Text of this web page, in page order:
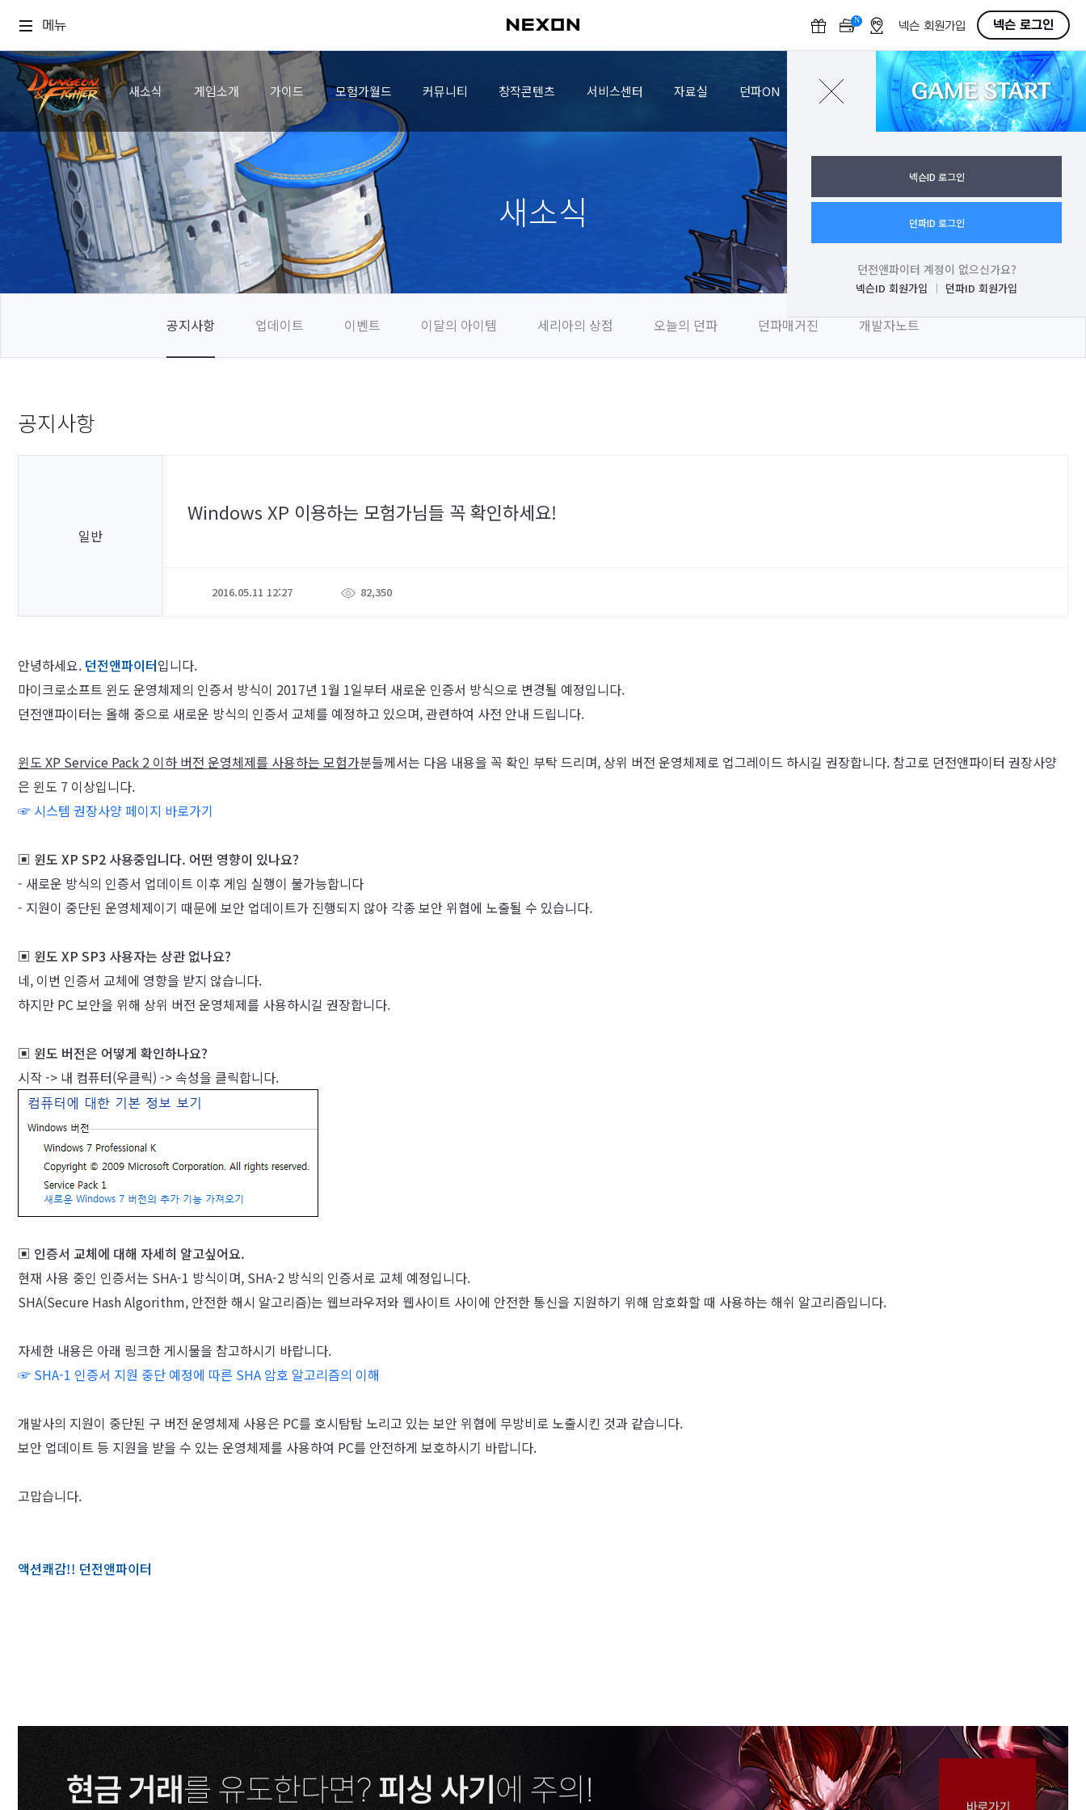
메뉴 N
F
넥슨 회원가입 넥슨 로그인
새소식 게임소개 가이드 모험가월드 커뮤니티 창작콘텐츠 서비스센터 자료실 던파ON GAME START
로그인
넥슨ID 로그인
던파ID 로그인
던전앤파이터 계정이 없으신가요?
넥슨ID 회원가입 던파ID 회원가입
새소식
공지사항 업데이트 이벤트 이달의 아이템 세리아의 상점 오늘의 던파 던파매거진 개발자노트
공지사항
일반
Windows XP 이용하는 모험가님들 꼭 확인하세요!
2016.05.11 12:27 82,350
안녕하세요. 던전앤파이터입니다.
마이크로소프트 윈도 운영체제의 인증서 방식이 2017년 1월 1일부터 새로운 인증서 방식으로 변경될 예정입니다.
던전앤파이터는 올해 중으로 새로운 방식의 인증서 교체를 예정하고 있으며, 관련하여 사전 안내 드립니다.
윈도 XP Service Pack 2 이하 버전 운영체제를 사용하는 모험가분들께서는 다음 내용을 꼭 확인 부탁 드리며, 상위 버전 운영체제로 업그레이드 하시길 권장합니다. 참고로 던전앤파이터 권장사양
은 윈도 7 이상입니다.
☞ 시스템 권장사양 페이지 바로가기
▣ 윈도 XP SP2 사용중입니다. 어떤 영향이 있나요?
- 새로운 방식의 인증서 업데이트 이후 게임 실행이 불가능합니다
- 지원이 중단된 운영체제이기 때문에 보안 업데이트가 진행되지 않아 각종 보안 위협에 노출될 수 있습니다.
▣ 윈도 XP SP3 사용자는 상관 없나요?
네, 이번 인증서 교체에 영향을 받지 않습니다.
하지만 PC 보안을 위해 상위 버전 운영체제를 사용하시길 권장합니다.
▣ 윈도 버전은 어떻게 확인하나요?
시작 -> 내 컴퓨터(우클릭) -> 속성을 클릭합니다.
▣ 인증서 교체에 대해 자세히 알고싶어요.
현재 사용 중인 인증서는 SHA-1 방식이며, SHA-2 방식의 인증서로 교체 예정입니다.
SHA(Secure Hash Algorithm, 안전한 해시 알고리즘)는 웹브라우저와 웹사이트 사이에 안전한 통신을 지원하기 위해 암호화할 때 사용하는 해쉬 알고리즘입니다.
자세한 내용은 아래 링크한 게시물을 참고하시기 바랍니다.
☞ SHA-1 인증서 지원 중단 예정에 따른 SHA 암호 알고리즘의 이해
개발사의 지원이 중단된 구 버전 운영체제 사용은 PC를 호시탐탐 노리고 있는 보안 위협에 무방비로 노출시킨 것과 같습니다.
보안 업데이트 등 지원을 받을 수 있는 운영체제를 사용하여 PC를 안전하게 보호하시기 바랍니다.
고맙습니다.​
액션쾌감!! 던전앤파이터